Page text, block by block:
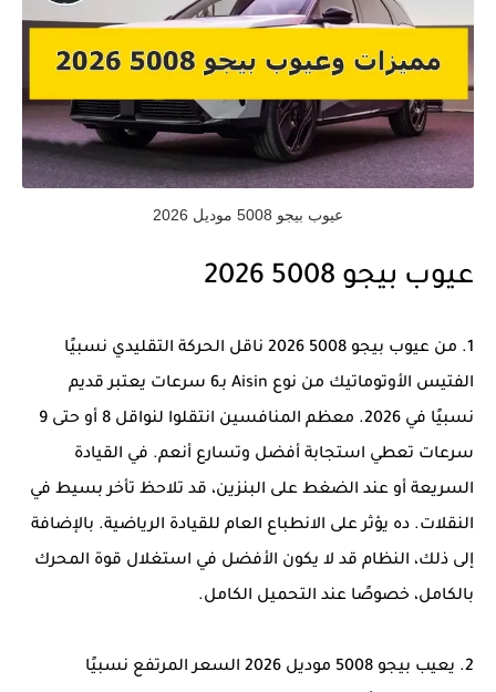
عيوب بيجو 5008 موديل 2026
عيوب بيجو 5008 2026
1. من عيوب بيجو 5008 2026 ناقل الحركة التقليدي نسبيًا
الفتيس الأوتوماتيك من نوع Aisin بـ6 سرعات يعتبر قديم
نسبيًا في 2026. معظم المنافسين انتقلوا لنواقل 8 أو حتى 9
سرعات تعطي استجابة أفضل وتسارع أنعم. في القيادة
السريعة أو عند الضغط على البنزين، قد تلاحظ تأخر بسيط في
النقلات. ده يؤثر على الانطباع العام للقيادة الرياضية. بالإضافة
إلى ذلك، النظام قد لا يكون الأفضل في استغلال قوة المحرك
بالكامل، خصوصًا عند التحميل الكامل.
2. يعيب بيجو 5008 موديل 2026 السعر المرتفع نسبيًا